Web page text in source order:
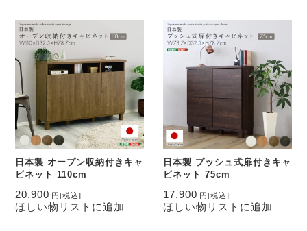
日本製 オープン収納付きキャ
ビネット 110cm
20,900 円[税込]
ほしい物リストに追加
日本製 プッシュ式扉付きキャ
ビネット 75cm
17,900 円[税込]
ほしい物リストに追加